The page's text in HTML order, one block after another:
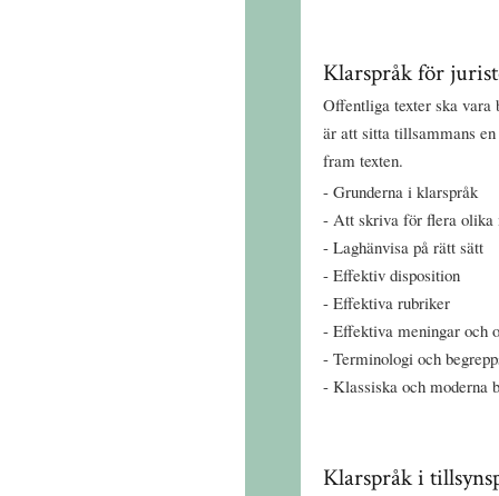
Klarspråk för
Offentliga texter ska vara
är att sitta tillsammans en
fram texten.
Grunderna i klarspråk
Att skriva för flera olika
Laghänvisa på rätt sätt
Effektiv disposition
Effektiva rubriker
Effektiva meningar och
Terminologi och
Klassiska och moderna
Klarspråk i